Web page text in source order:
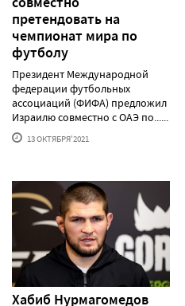
претендовать на
чемпионат мира по
футболу
Президент Международной
федерации футбольных
ассоциаций (ФИФА) предложил
Израилю совместно с ОАЭ по......
13 ОКТЯБРЯ'2021
Хабиб Нурмагомедов